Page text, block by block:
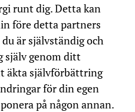
runt dig. Detta kan
före detta partners
är självständig och
själv genom ditt
äkta självförbättring
för din egen
på någon annan.